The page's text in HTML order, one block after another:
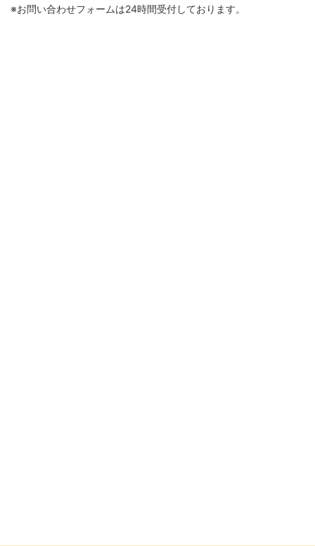
※お問い合わせフォームは24時間受付しております。